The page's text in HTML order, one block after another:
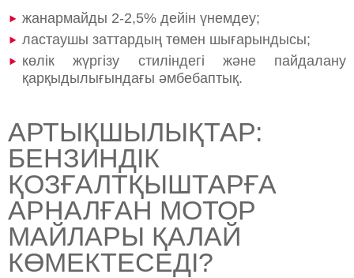
жанармайды 2-2,5% дейін үнемдеу;
ластаушы заттардың төмен шығарындысы;
көлік жүргізу стиліндегі және пайдалану
қарқыдылығындағы әмбебаптық.
АРТЫҚШЫЛЫҚТАР:
БЕНЗИНДІК
ҚОЗҒАЛТҚЫШТАРҒА
АРНАЛҒАН МОТОР
МАЙЛАРЫ ҚАЛАЙ
КӨМЕКТЕСЕДІ?